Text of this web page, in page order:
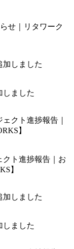
せ｜リタワーク
しました
クト進捗報告｜お
】
しました